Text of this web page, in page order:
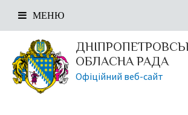
ОБЛАСНА РАДА
Офіційний веб-сайт
МЕНЮ